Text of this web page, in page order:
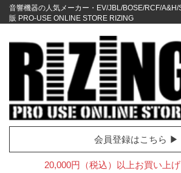
音響機器の人気メーカー・EV/JBL/BOSE/RCF/
販 PRO-USE ONLINE STORE RIZING
会員登録はこちら ▶
20,000円（税込）以上お買い上